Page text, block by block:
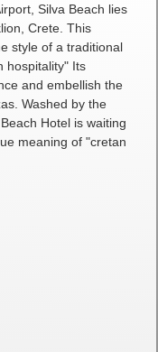
Silva Beach lies
Crete. This
style of a traditional
hospitality" Its
and embellish the
Washed by the
Hotel is waiting
meaning of "cretan